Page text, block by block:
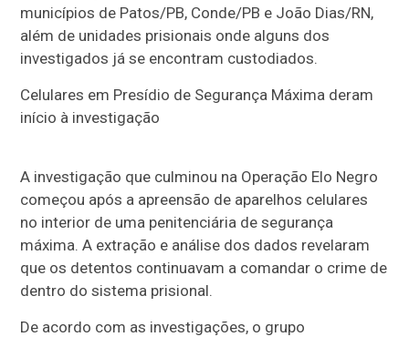
municípios de Patos/PB, Conde/PB e João Dias/RN,
além de unidades prisionais onde alguns dos
investigados já se encontram custodiados.
Celulares em Presídio de Segurança Máxima deram
início à investigação
A investigação que culminou na Operação Elo Negro
começou após a apreensão de aparelhos celulares
no interior de uma penitenciária de segurança
máxima. A extração e análise dos dados revelaram
que os detentos continuavam a comandar o crime de
dentro do sistema prisional.
De acordo com as investigações, o grupo